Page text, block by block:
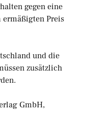
gegen eine
Preis
und die
zusätzlich
GmbH,